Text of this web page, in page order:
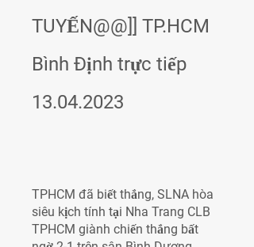
TUYẾN@@]] TP.HCM
Bình Định trực tiếp
13.04.2023
TPHCM đã biết thắng, SLNA hòa
siêu kịch tính tại Nha Trang CLB
TPHCM giành chiến thắng bất